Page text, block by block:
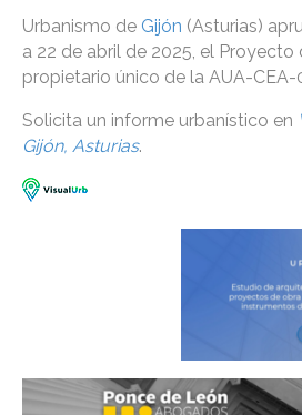
Urbanismo de Gijón (Asturias)
a 22 de abril de 2025, el
propietario único de la AUA-CEA-
Solicita un informe urbanístico en
Gijón, Asturias.